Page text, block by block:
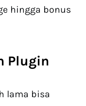
hingga bonus
Plugin
lama bisa